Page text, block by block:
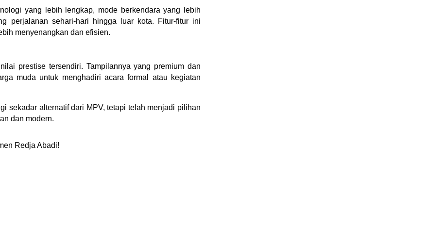
yang lebih lengkap, mode berkendara yang lebih
perjalanan sehari-hari hingga luar kota. Fitur-fitur ini
menyenangkan dan efisien.
prestise tersendiri. Tampilannya yang premium dan
muda untuk menghadiri acara formal atau kegiatan
sekadar alternatif dari MPV, tetapi telah menjadi pilihan
dan modern.
Redja Abadi!